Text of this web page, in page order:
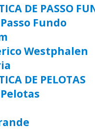
DE PASSO
Fundo
Westphalen
DE PELOTAS